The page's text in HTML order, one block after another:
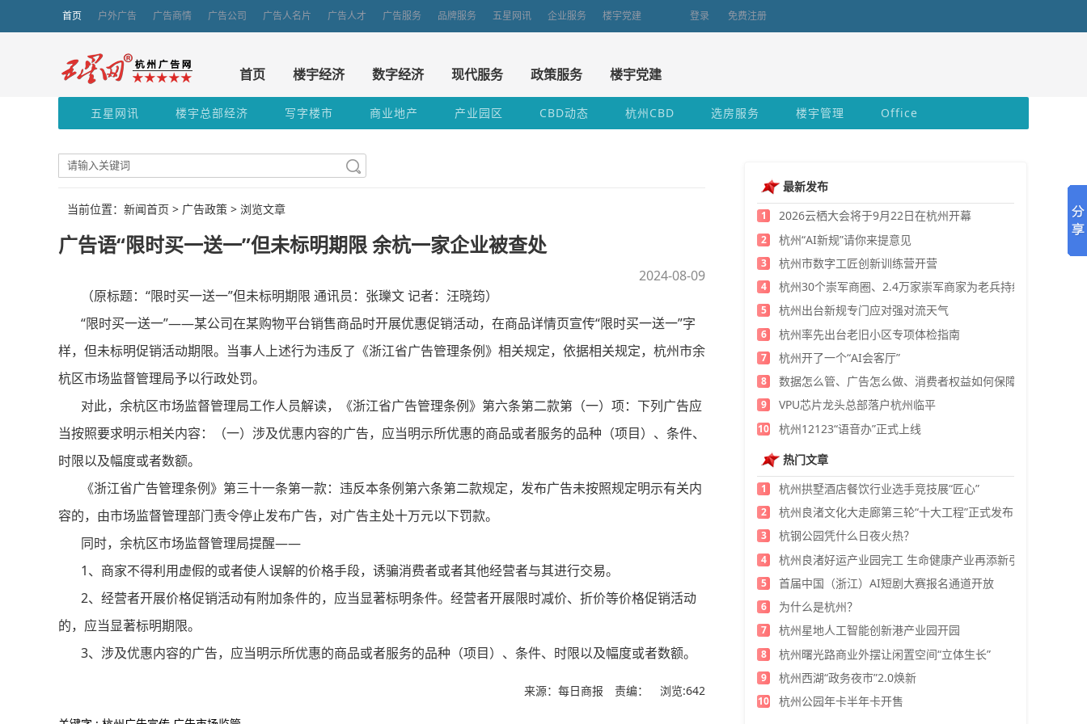
首页 户外广告 广告商情 广告公司 广告人名片 广告人才 广告服务 品牌服务 五星网讯 企业服务 楼宇党建 登录 免费注册
首页 楼宇经济 数字经济 现代服务 政策服务 楼宇党建
五星网讯 楼宇总部经济 写字楼市 商业地产 产业园区 CBD动态 杭州CBD 选房服务 楼宇管理 Office
当前位置：新闻首页 > 广告政策 > 浏览文章
广告语“限时买一送一”但未标明期限 余杭一家企业被查处
2024-08-09
（原标题：“限时买一送一”但未标明期限 通讯员：张瓅文 记者：汪晓筠）
“限时买一送一”——某公司在某购物平台销售商品时开展优惠促销活动，在商品详情页宣传“限时买一送一”字
样，但未标明促销活动期限。当事人上述行为违反了《浙江省广告管理条例》相关规定，依据相关规定，杭州市余
杭区市场监督管理局予以行政处罚。
对此，余杭区市场监督管理局工作人员解读，《浙江省广告管理条例》第六条第二款第（一）项：下列广告应
当按照要求明示相关内容：（一）涉及优惠内容的广告，应当明示所优惠的商品或者服务的品种（项目）、条件、
时限以及幅度或者数额。
《浙江省广告管理条例》第三十一条第一款：违反本条例第六条第二款规定，发布广告未按照规定明示有关内
容的，由市场监督管理部门责令停止发布广告，对广告主处十万元以下罚款。
同时，余杭区市场监督管理局提醒——
1、商家不得利用虚假的或者使人误解的价格手段，诱骗消费者或者其他经营者与其进行交易。
2、经营者开展价格促销活动有附加条件的，应当显著标明条件。经营者开展限时减价、折价等价格促销活动
的，应当显著标明期限。
3、涉及优惠内容的广告，应当明示所优惠的商品或者服务的品种（项目）、条件、时限以及幅度或者数额。
来源：每日商报 责编： 浏览:642
最新发布
1 2026云栖大会将于9月22日在杭州开幕
2 杭州“AI新规”请你来提意见
3 杭州市数字工匠创新训练营开营
4 杭州30个崇军商圈、2.4万家崇军商家为老兵持续发福利
5 杭州出台新规专门应对强对流天气
6 杭州率先出台老旧小区专项体检指南
7 杭州开了一个“AI会客厅”
8 数据怎么管、广告怎么做、消费者权益如何保障？
9 VPU芯片龙头总部落户杭州临平
10
杭州12123“语音办”正式上线
热门文章
1 杭州拱墅酒店餐饮行业选手竞技展“匠心”
2 杭州良渚文化大走廊第三轮“十大工程”正式发布
3 杭钢公园凭什么日夜火热？
4 杭州良渚好运产业园完工 生命健康产业再添新引擎
5 首届中国（浙江）AI短剧大赛报名通道开放
6 为什么是杭州？
7 杭州星地人工智能创新港产业园开园
8 杭州曙光路商业外摆让闲置空间“立体生长”
9 杭州西湖“政务夜市”2.0焕新
10 杭州公园年卡半年卡开售